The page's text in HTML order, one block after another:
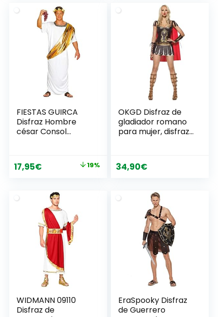
era:
24,95€.
actual
es:
19,44€.
Espartano, Disfraz
Carnaval Hombre
Tallas L,XL
FIESTAS GUIRCA
Disfraz Hombre
césar Consol
El
era:
22,15€.
17,95€
actual
es:
17,95€.
19%
OKGD Disfraz de
gladiador romano
para mujer, disfraz
para mujer, disfraz
de diosa griega
Halloween, baile de
máscaras
34,90€
WIDMANN 09110
Disfraz de
EraSpooky Disfraz
de Guerrero